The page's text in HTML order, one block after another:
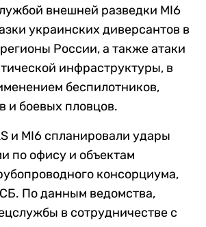
внешней разведки MI6
украинских диверсантов в
России, а также атаки
инфраструктуры, в
беспилотников,
и боевых пловцов.
и MI6 спланировали удары
по офису и объектам
консорциума,
По данным ведомства,
в сотрудничестве с